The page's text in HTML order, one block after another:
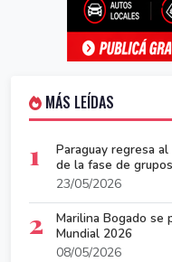
MÁS LEÍDAS
1
Paraguay regresa
de la fase de grupos
23/05/2026
2
Marilina Bogado se
Mundial 2026
08/05/2026